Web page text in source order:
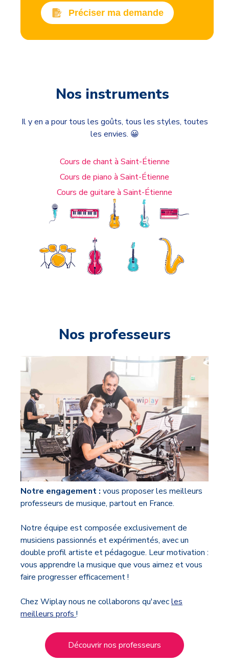
Préciser ma demande
Nos instruments
Il y en a pour tous les goûts, tous les styles, toutes
les envies. 😀
Cours de chant à Saint-Étienne
Cours de piano à Saint-Étienne
Cours de guitare à Saint-Étienne
Nos professeurs
Notre engagement : vous proposer les meilleurs
professeurs de musique, partout en France.
Notre équipe est composée exclusivement de
musiciens passionnés et expérimentés, avec un
double profil artiste et pédagogue. Leur motivation :
vous apprendre la musique que vous aimez et vous
faire progresser efficacement !
Chez Wiplay nous ne collaborons qu'avecles
meilleurs profs !
Découvrir nos professeurs